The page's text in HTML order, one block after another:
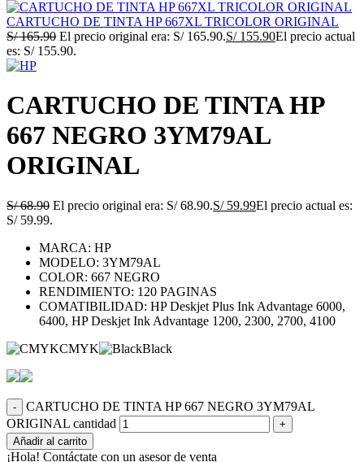
CARTUCHO DE TINTA HP 667XL TRICOLOR ORIGINAL
S/165.90 El precio original era: S/ 165.90.S/155.90El precio actual
es: S/ 155.90.
CARTUCHO DE TINTA HP
667 NEGRO 3YM79AL
ORIGINAL
S/68.90 El precio original era: S/ 68.90.S/59.99El precio actual es:
S/ 59.99.
MARCA: HP
MODELO: 3YM79AL
COLOR: 667 NEGRO
RENDIMIENTO: 120 PAGINAS
COMATIBILIDAD: HP Deskjet Plus Ink Advantage 6000,
6400, HP Deskjet Ink Advantage 1200, 2300, 2700, 4100
CMYK
Black
CARTUCHO DE TINTA HP 667 NEGRO 3YM79AL
ORIGINAL cantidad
Añadir al carrito
¡Hola! Contáctate con un asesor de venta